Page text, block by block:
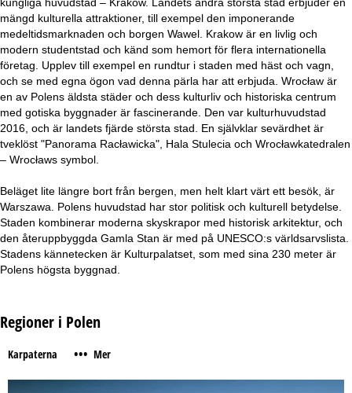
mängd kulturella attraktioner, till exempel den imponerande
medeltidsmarknaden och borgen Wawel. Krakow är en livlig och
modern studentstad och känd som hemort för flera internationella
företag. Upplev till exempel en rundtur i staden med häst och vagn,
och se med egna ögon vad denna pärla har att erbjuda. Wrocław är
en av Polens äldsta städer och dess kulturliv och historiska centrum
med gotiska byggnader är fascinerande. Den var kulturhuvudstad
2016, och är landets fjärde största stad. En självklar sevärdhet är
tveklöst "Panorama Racławicka", Hala Stulecia och Wrocławkatedralen
– Wrocławs symbol.
Beläget lite längre bort från bergen, men helt klart värt ett besök, är
Warszawa. Polens huvudstad har stor politisk och kulturell betydelse.
Staden kombinerar moderna skyskrapor med historisk arkitektur, och
den återuppbyggda Gamla Stan är med på UNESCO:s världsarvslista.
Stadens kännetecken är Kulturpalatset, som med sina 230 meter är
Polens högsta byggnad.
Regioner i Polen
Karpaterna ••• Mer